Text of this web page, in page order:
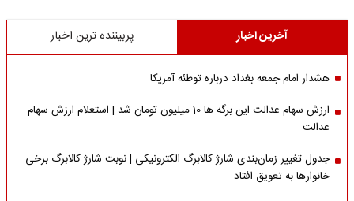
آخرین اخبار پربیننده ترین اخبار
هشدار امام جمعه بغداد درباره توطئه آمریکا
ارزش سهام عدالت این برگه ها 10 میلیون تومان شد | استعلام ارزش سهام
عدالت
جدول تغییر زمان‌بندی شارژ کالابرگ الکترونیکی | نوبت شارژ کالابرگ برخی
خانوارها به تعویق افتاد